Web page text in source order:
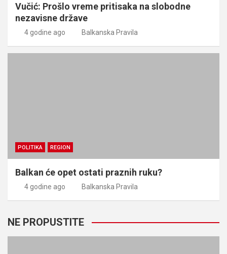
Vučić: Prošlo vreme pritisaka na slobodne
nezavisne države
4 godine ago Balkanska Pravila
POLITIKA REGION
Balkan će opet ostati praznih ruku?
4 godine ago Balkanska Pravila
NE PROPUSTITE